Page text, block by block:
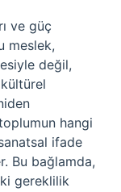
ve güç
meslek,
değil,
hangi
ifade
Bu bağlamda,
gereklilik